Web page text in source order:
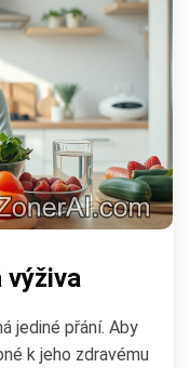
výživa
jediné přání. Aby
k jeho zdravému